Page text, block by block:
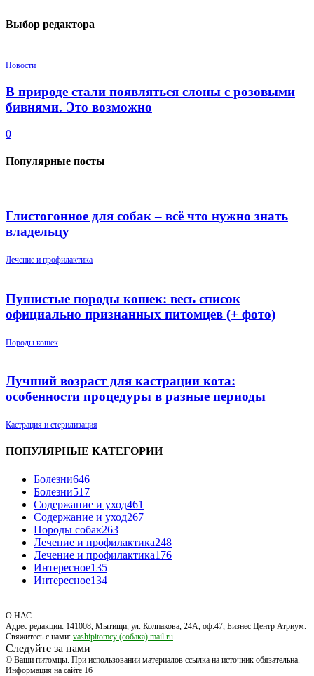
Выбор редактора
Новости
В природе стали появляться слоны с розовыми
бивнями. Это возможно
0
Популярные посты
Глистогонное для собак – всё что нужно знать
владельцу
Лечение и профилактика
Пушистые породы кошек: весь список
официально признанных питомцев (+ фото)
Породы кошек
Лучший возраст для кастрации кота:
особенности процедуры в разные периоды
Кастрация и стерилизация
ПОПУЛЯРНЫЕ КАТЕГОРИИ
Болезни646
Болезни517
Содержание и уход461
Содержание и уход267
Породы собак263
Лечение и профилактика248
Лечение и профилактика176
Интересное135
Интересное134
О НАС
Адрес редакции: 141008, Мытищи, ул. Колпакова, 24А, оф.47, Бизнес Центр Атриум.
Свяжитесь с нами: vashipitomcy (собака) mail.ru
Следуйте за нами
© Ваши питомцы. При использовании материалов ссылка на источник обязательна.
Информация на сайте 16+